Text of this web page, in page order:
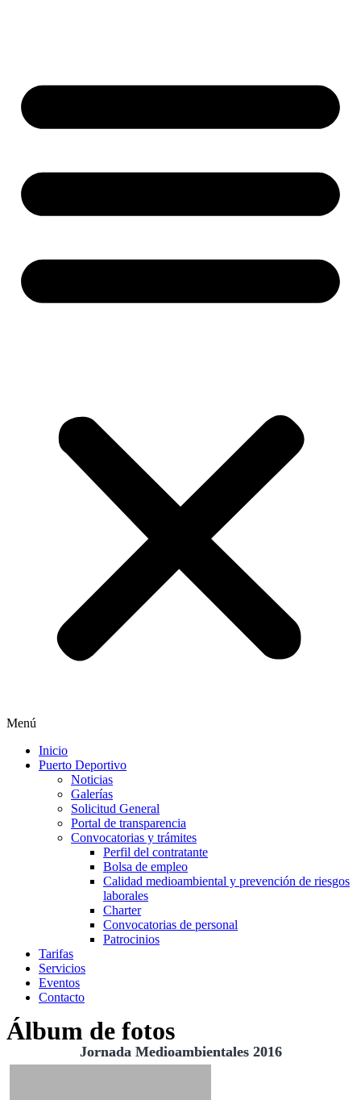
Menú
Inicio
Puerto Deportivo
Noticias
Galerías
Solicitud General
Portal de transparencia
Convocatorias y trámites
Perfil del contratante
Bolsa de empleo
Calidad medioambiental y prevención de riesgos
laborales
Charter
Convocatorias de personal
Patrocinios
Tarifas
Servicios
Eventos
Contacto
Álbum de fotos
Jornada Medioambientales 2016